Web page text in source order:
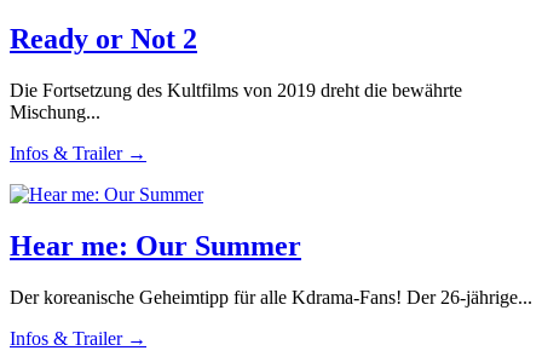
Ready or Not 2
Die Fortsetzung des Kultfilms von 2019 dreht die bewährte
Mischung...
Infos & Trailer →
Hear me: Our Summer
Der koreanische Geheimtipp für alle Kdrama-Fans! Der 26-jährige...
Infos & Trailer →